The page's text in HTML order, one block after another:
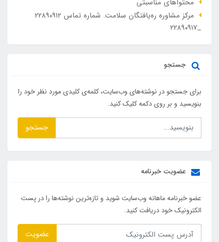
مرکز مشاوره ره‌یافتگان سلامت. شماره تماس ۲۲۸۹۰۹۱۲
_۲۲۸۹۰۹۱۷
جستجو
برای جستجو در نوشته‌های وب‌سایت، کلمه‌ی کلیدی مورد نظر خود را
بنویسید و بر روی دکمه کلیک کنید.
جستجو
عضویت خبرنامه
عضو خبرنامه ماهانه وب‌سایت شوید و تازه‌ترین نوشته‌ها را در پست
الکترونیک خود دریافت کنید.
عضویت